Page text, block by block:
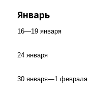
Январь
16—19 января
24 января
30 января—1 февраля